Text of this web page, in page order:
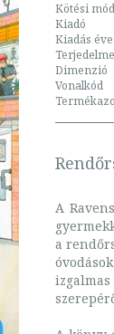
Kötési mód
Kiadó
Kiadás éve
Terjedelme
Dimenzió
Vonalkód
A
a